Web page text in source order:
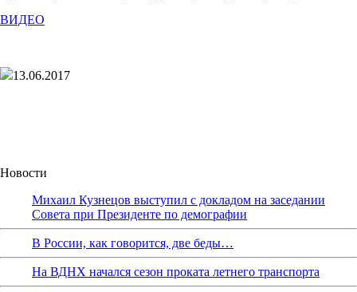
ВИДЕО
13.06.2017
Новости
Михаил Кузнецов выступил с докладом на заседании
Совета при Президенте по демографии
В России, как говорится, две беды…
На ВДНХ начался сезон проката летнего транспорта